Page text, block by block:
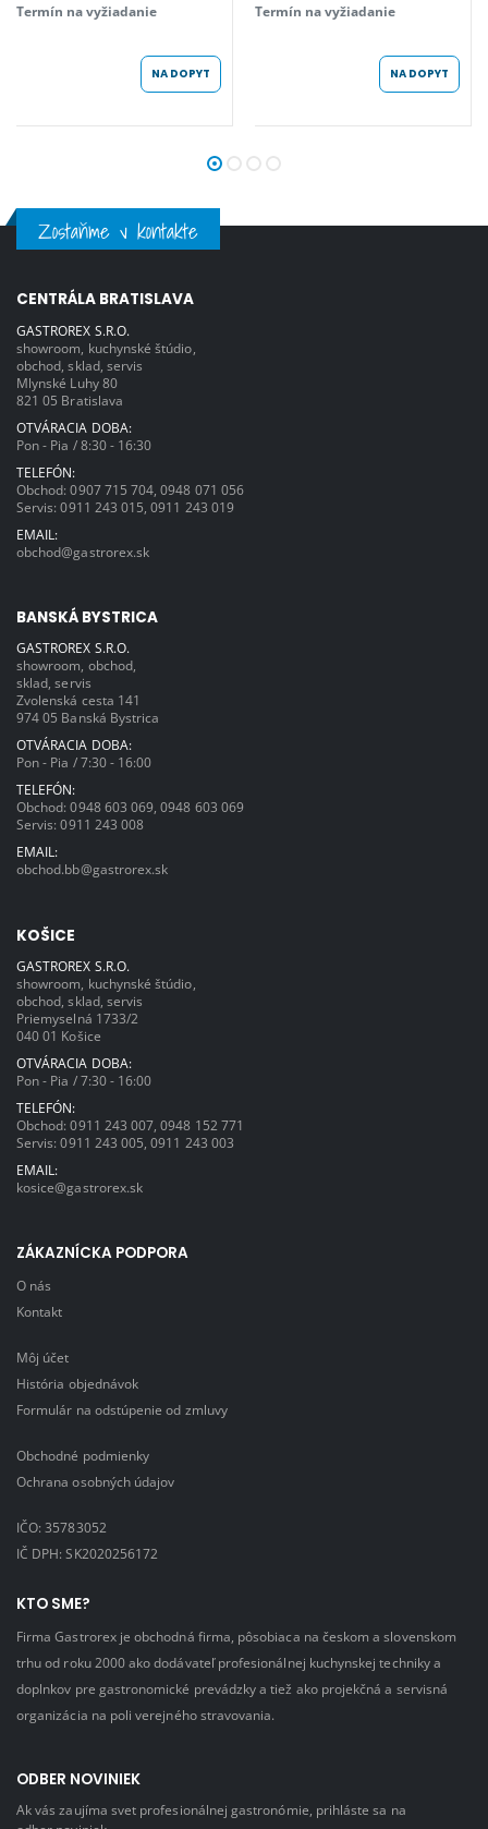
Termín na vyžiadanie
NA DOPYT
Termín na vyžiadanie
NA DOPYT
Zostaňme v kontakte
CENTRÁLA BRATISLAVA
GASTROREX S.R.O.
showroom, kuchynské štúdio,
obchod, sklad, servis
Mlynské Luhy 80
821 05 Bratislava
OTVÁRACIA DOBA:
Pon - Pia / 8:30 - 16:30
TELEFÓN:
Obchod:0907 715 704 ,0948 071 056
Servis:0911 243 015 ,0911 243 019
EMAIL:
obchod@gastrorex.sk
BANSKÁ BYSTRICA
GASTROREX S.R.O.
showroom, obchod,
sklad, servis
Zvolenská cesta 141
974 05 Banská Bystrica
OTVÁRACIA DOBA:
Pon - Pia / 7:30 - 16:00
TELEFÓN:
Obchod:0948 603 069,0948 603 069
Servis:0911 243 008
EMAIL:
obchod.bb@gastrorex.sk
KOŠICE
GASTROREX S.R.O.
showroom, kuchynské štúdio,
obchod, sklad, servis
Priemyselná 1733/2
040 01 Košice
OTVÁRACIA DOBA:
Pon - Pia / 7:30 - 16:00
TELEFÓN:
Obchod:0911 243 007,0948 152 771
Servis:0911 243 005,0911 243 003
EMAIL:
kosice@gastrorex.sk
ZÁKAZNÍCKA PODPORA
O nás
Kontakt
Môj účet
História objednávok
Formulár na odstúpenie od zmluvy
Obchodné podmienky
Ochrana osobných údajov
IČO: 35783052
IČ DPH: SK2020256172
KTO SME?
Firma Gastrorex je obchodná firma, pôsobiaca na českom a slovenskom
trhu od roku 2000 ako dodávateľ profesionálnej kuchynskej techniky a
doplnkov pre gastronomické prevádzky a tiež ako projekčná a servisná
organizácia na poli verejného stravovania.
ODBER NOVINIEK
Ak vás zaujíma svet profesionálnej gastronómie, prihláste sa na